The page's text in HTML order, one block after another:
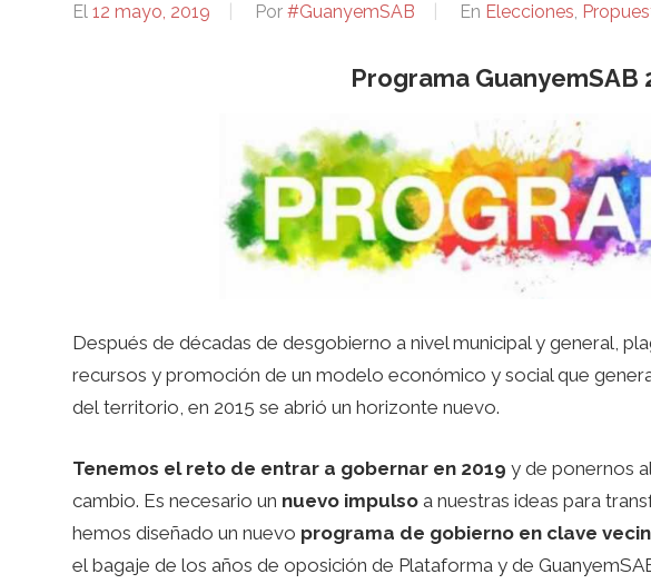
El 12 mayo, 2019 Por #GuanyemSAB En Elecciones,
Programa GuanyemSAB
Después de décadas de desgobierno a nivel municipal y general,
recursos y promoción de un modelo económico y social que
del territorio, en 2015 se abrió un horizonte nuevo.
Tenemos el reto de entrar a gobernar en 2019 y de ponernos
cambio. Es necesario un nuevo impulsoa nuestras ideas para
hemos diseñado un nuevo programa de gobierno en clave
el bagaje de los años de oposición de Plataforma y de